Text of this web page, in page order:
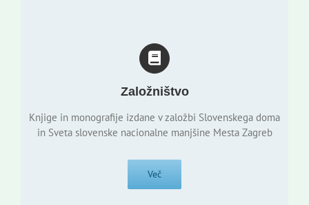
Založništvo
Knjige in monografije izdane v založbi Slovenskega doma
in Sveta slovenske nacionalne manjšine Mesta Zagreb
Več